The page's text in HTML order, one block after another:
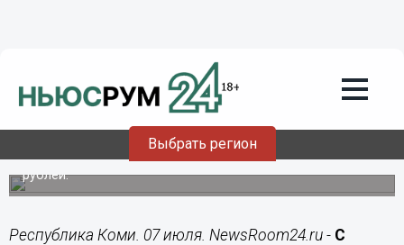
Выбрать регион
Жителям Коми выплатили десятки
тысяч рублей за сообщения о
нарушителях ПДД
В первом полугодии в Коми одобрили 16 заявлений из
18, размер премии за один сигнал составляет три тысячи
рублей.
Республика Коми. 07 июля. NewsRoom24.ru - С